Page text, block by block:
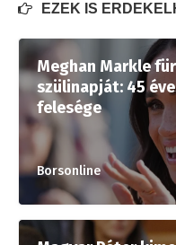
EZEK IS
Meghan Markle
szülinapját: 45
felesége
Borsonline